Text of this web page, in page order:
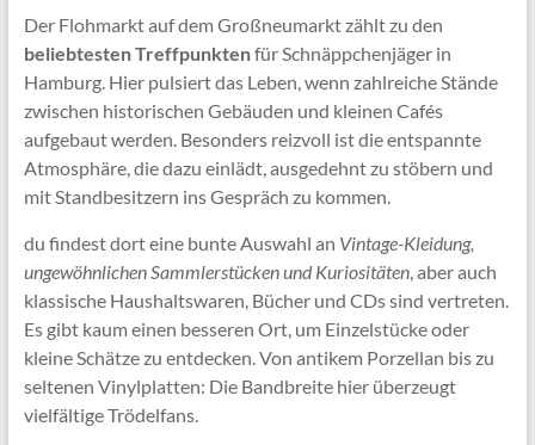
Der Flohmarkt auf dem Großneumarkt zählt zu den
beliebtesten Treffpunktenfür Schnäppchenjäger in
Hamburg. Hier pulsiert das Leben, wenn zahlreiche Stände
zwischen historischen Gebäuden und kleinen Cafés
aufgebaut werden. Besonders reizvoll ist die entspannte
Atmosphäre, die dazu einlädt, ausgedehnt zu stöbern und
mit Standbesitzern ins Gespräch zu kommen.
du findest dort eine bunte Auswahl an Vintage-Kleidung,
ungewöhnlichen Sammlerstücken und Kuriositäten, aber auch
klassische Haushaltswaren, Bücher und CDs sind vertreten.
Es gibt kaum einen besseren Ort, um Einzelstücke oder
kleine Schätze zu entdecken. Von antikem Porzellan bis zu
seltenen Vinylplatten: Die Bandbreite hier überzeugt
vielfältige Trödelfans.